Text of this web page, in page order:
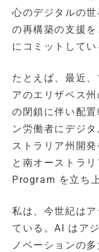
心のデジタルの
の再構築の支援
にコミットしてい
たとえば、最近
アのエリザベス
の閉鎖に伴い配
ン労働者にデジ
ストラリア州開
と南オーストラ
Program を立ち
私は、今世紀は
ている。AI はア
ノベーションの